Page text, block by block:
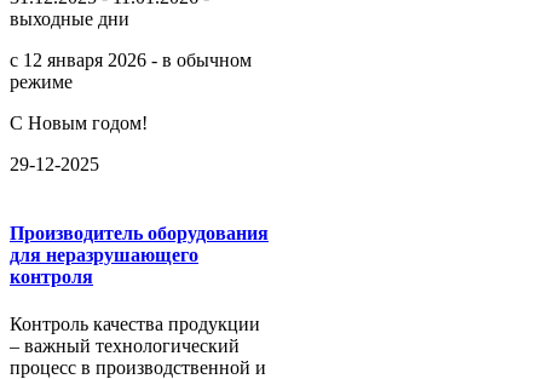
выходные дни
с 12 января 2026 - в обычном
режиме
С Новым годом!
29-12-2025
Производитель оборудования
для неразрушающего
контроля
Контроль качества продукции
– важный технологический
процесс в производственной и